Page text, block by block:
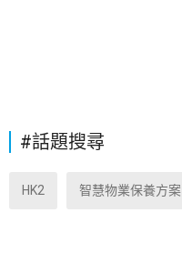
#話題搜尋
HK2 智慧物業保養方案